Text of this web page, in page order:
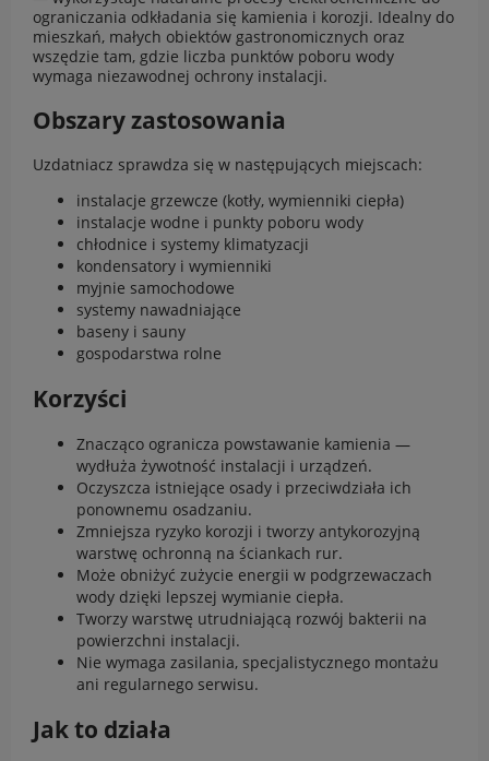
ograniczania odkładania się kamienia i korozji. Idealny do
mieszkań, małych obiektów gastronomicznych oraz
wszędzie tam, gdzie liczba punktów poboru wody
wymaga niezawodnej ochrony instalacji.
Obszary zastosowania
Uzdatniacz sprawdza się w następujących miejscach:
instalacje grzewcze (kotły, wymienniki ciepła)
instalacje wodne i punkty poboru wody
chłodnice i systemy klimatyzacji
kondensatory i wymienniki
myjnie samochodowe
systemy nawadniające
baseny i sauny
gospodarstwa rolne
Korzyści
Znacząco ogranicza powstawanie kamienia —
wydłuża żywotność instalacji i urządzeń.
Oczyszcza istniejące osady i przeciwdziała ich
ponownemu osadzaniu.
Zmniejsza ryzyko korozji i tworzy antykorozyjną
warstwę ochronną na ściankach rur.
Może obniżyć zużycie energii w podgrzewaczach
wody dzięki lepszej wymianie ciepła.
Tworzy warstwę utrudniającą rozwój bakterii na
powierzchni instalacji.
Nie wymaga zasilania, specjalistycznego montażu
ani regularnego serwisu.
Jak to działa